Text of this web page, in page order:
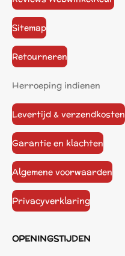
Sitemap
Retourneren
Herroeping indienen
Levertijd & verzendkosten
Garantie en klachten
Algemene voorwaarden
Privacyverklaring
OPENINGSTIJDEN